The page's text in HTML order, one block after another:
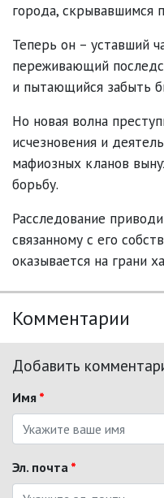
города, скрывавшимся
Теперь он – уставший
переживающий
и пытающийся забыть
Но новая волна
исчезновения и
мафиозных кланов
борьбу.
Расследование
связанному с его
оказывается на грани
Комментарии
Добавить
Имя *
Эл. почта *